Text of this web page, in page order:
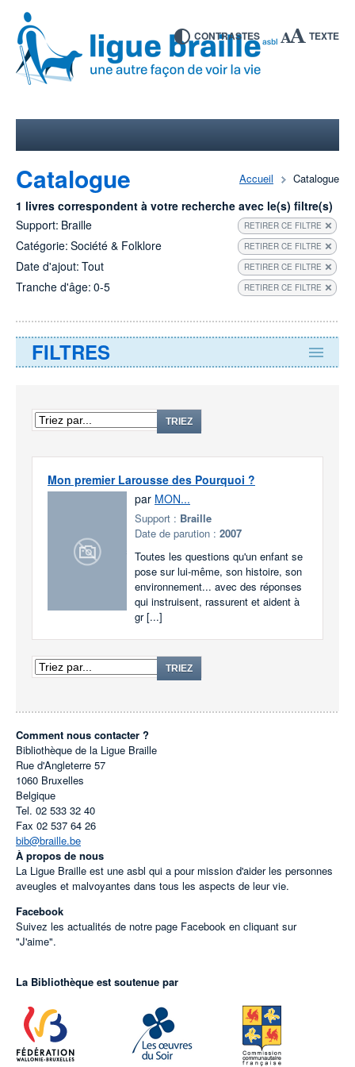
CONTRASTES TEXTE
Accueil Catalogue
Catalogue
1 livres correspondent à votre recherche avec le(s) filtre(s)
Support: Braille RETIRER CE FILTRE
Catégorie: Société & Folklore RETIRER CE FILTRE
Date d'ajout: Tout RETIRER CE FILTRE
Tranche d'âge: 0-5 RETIRER CE FILTRE
FILTRES
TRIEZ
Mon premier Larousse des Pourquoi ?
par MON...
Support : Braille
Date de parution : 2007
Toutes les questions qu'un enfant se
pose sur lui-même, son histoire, son
environnement... avec des réponses
qui instruisent, rassurent et aident à
gr [...]
TRIEZ
Comment nous contacter ?
Bibliothèque de la Ligue Braille
Rue d'Angleterre 57
1060 Bruxelles
Belgique
Tel. 02 533 32 40
Fax 02 537 64 26
bib@braille.be
À propos de nous
La Ligue Braille est une asbl qui a pour mission d'aider les personnes
aveugles et malvoyantes dans tous les aspects de leur vie.
Facebook
Suivez les actualités de notre page Facebook en cliquant sur
"J'aime".
La Bibliothèque est soutenue par